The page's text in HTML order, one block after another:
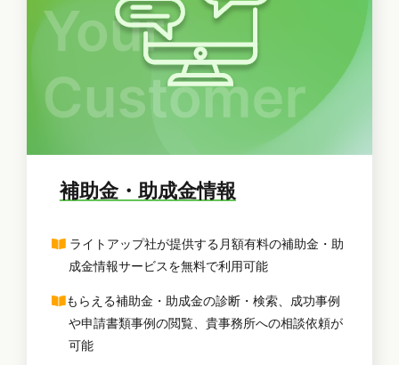
補助金・助成金情報
ライトアップ社が提供する月額有料の補助金・助
成金情報サービスを無料で利用可能
もらえる補助金・助成金の診断・検索、成功事例
や申請書類事例の閲覧、貴事務所への相談依頼が
可能